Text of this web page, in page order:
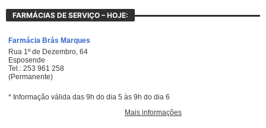
FARMÁCIAS DE SERVIÇO – HOJE: